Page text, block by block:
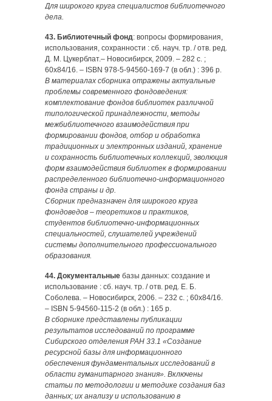
Для широкого круга специалистов библиотечного
дела.
43. Библиотечный фонд: вопросы формирования,
использования, сохранности : сб. науч. тр. / отв. ред.
Д. М. Цукерблат.– Новосибирск, 2009. – 282 c. ;
60х84/16. – ISBN 978-5-94560-169-7 (в обл.) : 396 р.
В материалах сборника отражены актуальные
проблемы современного фондоведения:
комплектование фондов библиотек различной
типологической принадлежности, методы
межбиблиотечного взаимодействия при
формировании фондов, отбор и обработка
традиционных и электронных изданий, хранение
и со­­хранность библиотечных коллекций, эволюция
форм взаимодействия библиотек в формировании
распределенного библиотечно-информационного
фонда страны и др.
Сборник предназначен для широкого круга
фондоведов – теоретиков и практиков,
студентов библиотечно-информационных
специальностей, слушателей учреждений
системы дополнительного профессионального
образования.
44. Документальные базы данных: создание и
использование : сб. науч. тр. / отв. ред. Е. Б.
Соболева. – Новосибирск, 2006. – 232 с. ; 60х84/16.
– ISBN 5-94560-115-2 (в обл.) : 165 р.
В сборнике представлены публикации
результатов исследований по программе
Сибирского отделения РАН 33.1 «Создание
ресурсной базы для информационного
обеспечения фундаментальных исследований в
области гуманитарного знания». Включены
статьи по методологии и методике создания баз
данных; их анализу и использованию в